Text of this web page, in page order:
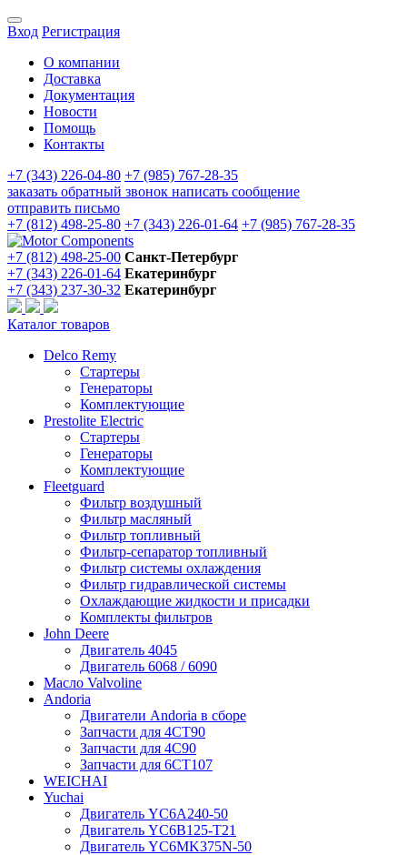
Вход Регистрация
О компании
Доставка
Документация
Новости
Помощь
Контакты
+7 (343) 226-04-80 +7 (985) 767-28-35
заказать обратный звонок написать сообщение
отправить письмо
+7 (812) 498-25-80 +7 (343) 226-01-64 +7 (985) 767-28-35
+7 (812) 498-25-00 Санкт-Петербург
+7 (343) 226-01-64 Екатеринбург
+7 (343) 237-30-32 Екатеринбург
Каталог товаров
Delco Remy
Стартеры
Генераторы
Комплектующие
Prestolite Electric
Стартеры
Генераторы
Комплектующие
Fleetguard
Фильтр воздушный
Фильтр масляный
Фильтр топливный
Фильтр-сепаратор топливный
Фильтр системы охлаждения
Фильтр гидравлической системы
Охлаждающие жидкости и присадки
Комплекты фильтров
John Deere
Двигатель 4045
Двигатель 6068 / 6090
Масло Valvoline
Andoria
Двигатели Andoria в сборе
Запчасти для 4CT90
Запчасти для 4С90
Запчасти для 6CT107
WEICHAI
Yuchai
Двигатель YC6A240-50
Двигатель YC6B125-T21
Двигатель YC6MK375N-50